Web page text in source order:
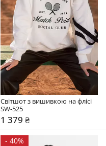
Світшот з вишивкою на флісі
SW-525
1 379 ₴
- 40%